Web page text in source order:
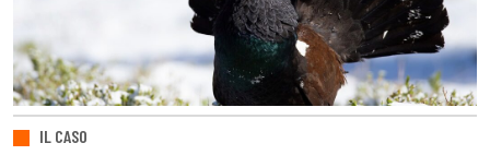
IL CASO